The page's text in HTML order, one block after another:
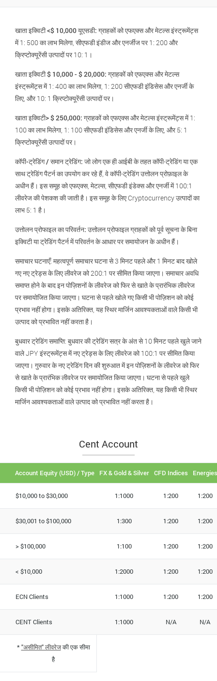
खाता इक्विटी <$ 10,000 यूएसडी: ग्राहकों को एफएक्स और मेटल्स इंस्ट्रूमेंट्स
में 1: 500 का लाभ मिलेगा, सीएफडी इंडीज और एनर्जीज पर 1: 200 और
क्रिप्टोक्यूरेंसी उत्पादों पर 10: 1।
खाता इक्विटी $ 10,000 - $ 20,000: ग्राहकों को एफएक्स और मेटल्स
इंस्ट्रूमेंट्स में 1: 400 का लाभ मिलेगा, 1: 200 सीएफडी इंडिसेस और एनर्जी के
लिए, और 10: 1 क्रिप्टोक्यूरेंसी उत्पादों पर।
खाता इक्विटी> $ 250,000: ग्राहकों को एफएक्स और मेटल्स इंस्ट्रूमेंट्स में 1:
100 का लाभ मिलेगा, 1: 100 सीएफडी इंडिसेस और एनर्जी के लिए, और 5: 1
क्रिप्टोक्यूरेंसी उत्पादों पर।
कॉपी-ट्रेडिंग / समान ट्रेडिंग: जो लोग एक ही आईबी के तहत कॉपी-ट्रेडिंग या एक
साथ ट्रेडिंग पैटर्न का उपयोग कर रहे हैं, वे कॉपी-ट्रेडिंग उत्तोलन प्रोफ़ाइल के
अधीन हैं। इस समूह को एफएक्स, मेटल्स, सीएफडी इंडेक्स और एनर्जी में 100:1
लीवरेज की पेशकश की जाती है। इस समूह के लिए Cryptocurrency उत्पादों का
लाभ 5: 1 है।
उत्तोलन प्रोफाइल का परिवर्तन: उत्तोलन प्रोफाइल ग्राहकों को पूर्व सूचना के बिना
इक्विटी या ट्रेडिंग पैटर्न में परिवर्तन के आधार पर समायोजन के अधीन हैं।
समाचार घटनाएँ: महत्वपूर्ण समाचार घटना से 3 मिनट पहले और 1 मिनट बाद खोले
गए नए ट्रेड्स के लिए लीवरेज को 200:1 पर सीमित किया जाएगा। समाचार अवधि
समाप्त होने के बाद इन पोज़िशनों के लीवरेज को फिर से खाते के प्रारंभिक लीवरेज
पर समायोजित किया जाएगा। घटना से पहले खोले गए किसी भी पोज़िशन को कोई
प्रभाव नहीं होगा। इसके अतिरिक्त, यह स्थिर मार्जिन आवश्यकताओं वाले किसी भी
उत्पाद को प्रभावित नहीं करता है।
बुधवार ट्रेडिंग समाप्ति: बुधवार की ट्रेडिंग सत्र के अंत से 10 मिनट पहले खुले जाने
वाले JPY इंस्ट्रूमेंट्स में नए ट्रेड्स के लिए लीवरेज को 100:1 पर सीमित किया
जाएगा। गुरुवार के नए ट्रेडिंग दिन की शुरुआत में इन पोज़िशनों के लीवरेज को फिर
से खाते के प्रारंभिक लीवरेज पर समायोजित किया जाएगा। घटना से पहले खुले
किसी भी पोज़िशन को कोई प्रभाव नहीं होगा। इसके अतिरिक्त, यह किसी भी स्थिर
मार्जिन आवश्यकताओं वाले उत्पाद को प्रभावित नहीं करता है।
Cent Account
Account Equity (USD) / Type FX & Gold & Silver CFD Indices Energies
$10,000 to $30,000 1:1000 1:200 1:200
$30,001 to $100,000 1:300 1:200 1:200
> $100,000 1:100 1:200 1:200
< $10,000 1:2000 1:200 1:200
ECN Clients 1:1000 1:200 1:200
CENT Clients 1:1000 N/A N/A
*"असीमित" लीवरेजकी एक सीमा
है